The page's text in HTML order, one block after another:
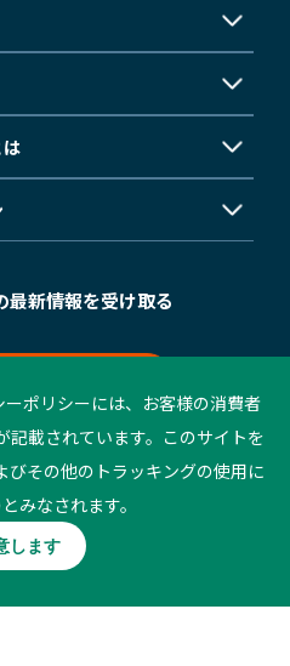
最新情報を受け取る
All rights reserved.
方針
ご利用条件
ポリシーには、お客様の消費者
記載されています。このサイトを
びその他のトラッキングの使用に
みなされます。
します